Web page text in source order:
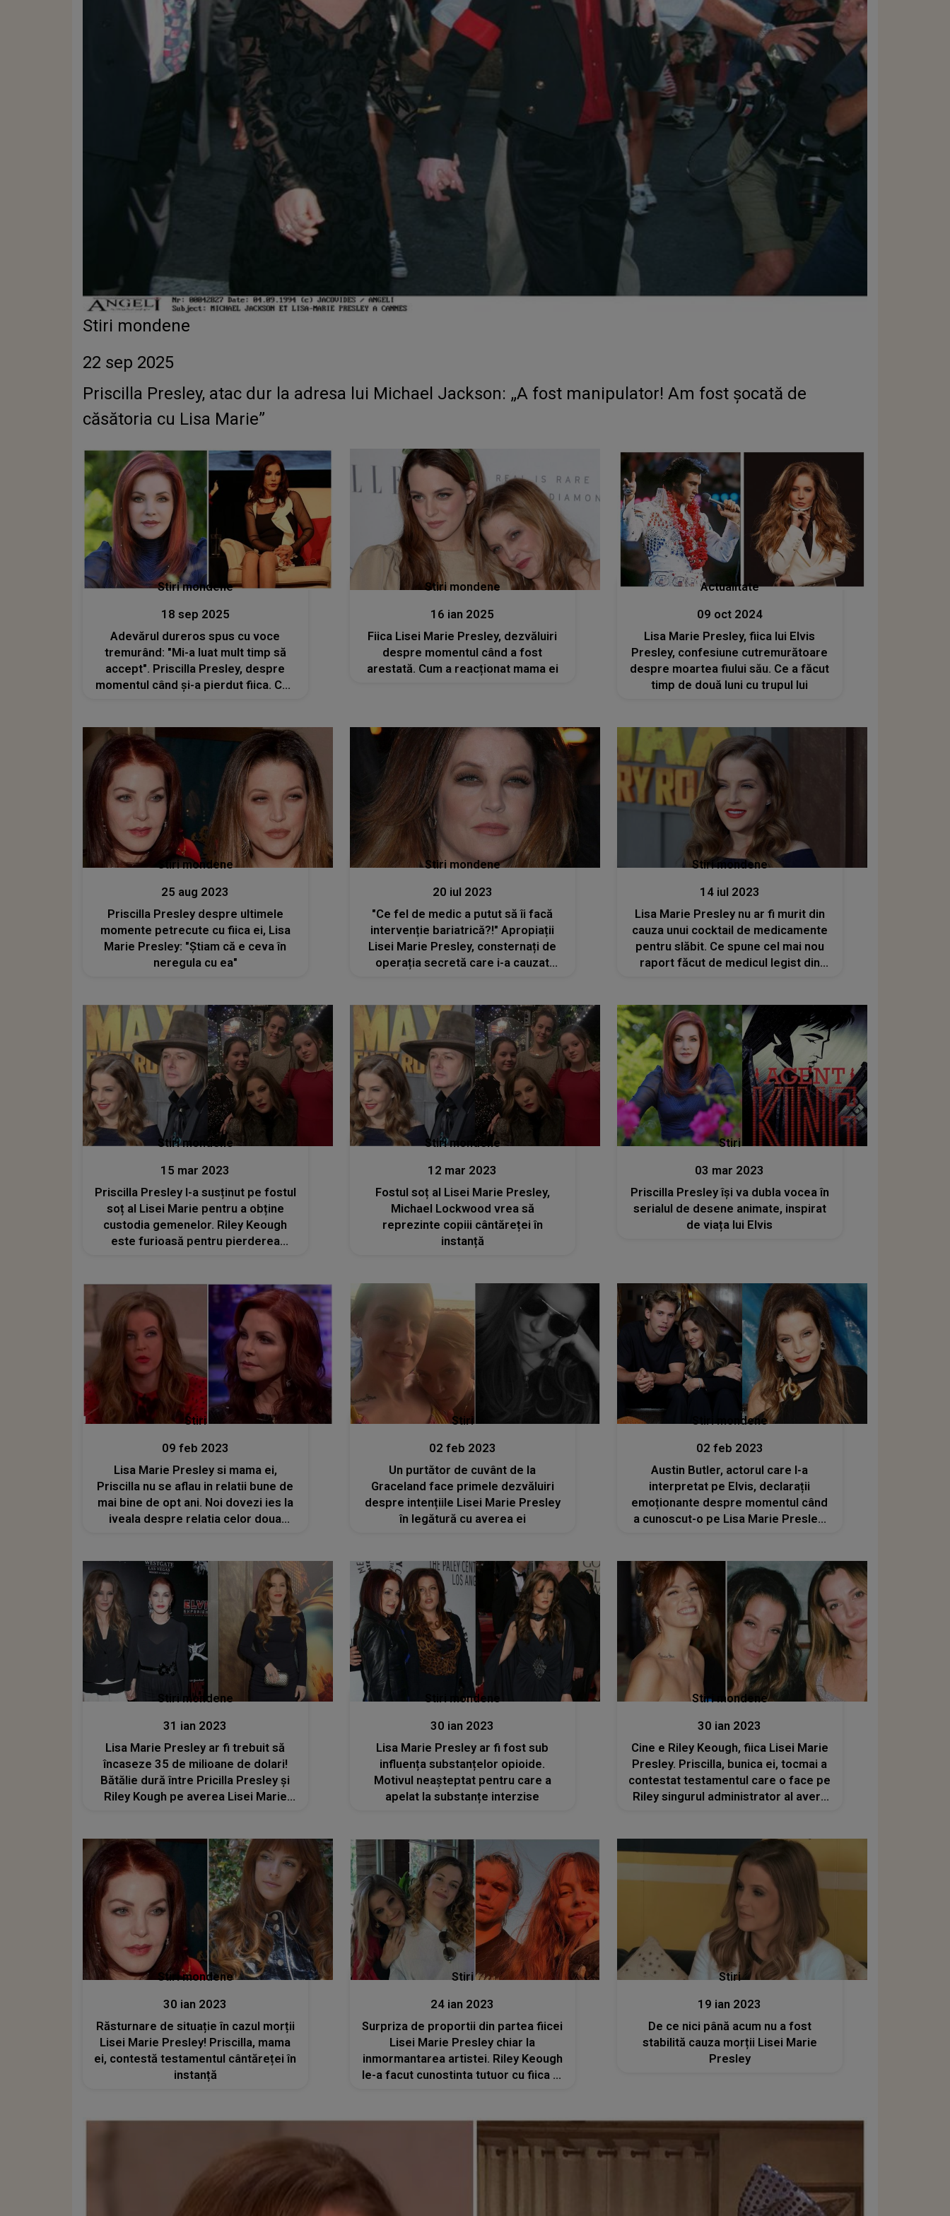
Stiri mondene
22 sep 2025
Priscilla Presley, atac dur la adresa lui Michael Jackson: „A fost manipulator! Am fost șocată de
căsătoria cu Lisa Marie”
Stiri mondene
18 sep 2025
Adevărul dureros spus cu voce
tremurând: "Mi-a luat mult timp să
accept". Priscilla Presley, despre
momentul când și-a pierdut fiica. Cea
rugându-ne, până când a venit
Stiri mondene
16 ian 2025
Fiica Lisei Marie Presley, dezvăluiri
despre momentul când a fost
arestată. Cum a reacționat mama ei
Actualitate
09 oct 2024
Lisa Marie Presley, fiica lui Elvis
Presley, confesiune cutremurătoare
despre moartea fiului său. Ce a făcut
timp de două luni cu trupul lui
Stiri mondene
25 aug 2023
Priscilla Presley despre ultimele
momente petrecute cu fiica ei, Lisa
Marie Presley: "Știam că e ceva în
neregula cu ea"
Stiri mondene
20 iul 2023
"Ce fel de medic a putut să îi facă
intervenție bariatrică?!" Apropiații
Lisei Marie Presley, consternați de
operația secretă care i-a cauzat
Stiri mondene
14 iul 2023
Lisa Marie Presley nu ar fi murit din
cauza unui cocktail de medicamente
pentru slăbit. Ce spune cel mai nou
raport făcut de medicul legist din
Stiri mondene
15 mar 2023
Priscilla Presley l-a susținut pe fostul
soț al Lisei Marie pentru a obține
custodia gemenelor. Riley Keough
este furioasă pentru pierderea
Stiri mondene
12 mar 2023
Fostul soț al Lisei Marie Presley,
Michael Lockwood vrea să
reprezinte copiii cântăreței în
instanță
Stiri
03 mar 2023
Priscilla Presley își va dubla vocea în
serialul de desene animate, inspirat
de viața lui Elvis
Stiri
09 feb 2023
Lisa Marie Presley si mama ei,
Priscilla nu se aflau in relatii bune de
mai bine de opt ani. Noi dovezi ies la
iveala despre relatia celor doua
Stiri
02 feb 2023
Un purtător de cuvânt de la
Graceland face primele dezvăluiri
despre intențiile Lisei Marie Presley
în legătură cu averea ei
Stiri mondene
02 feb 2023
Austin Butler, actorul care l-a
interpretat pe Elvis, declarații
emoționante despre momentul când
a cunoscut-o pe Lisa Marie Presley:
Stiri mondene
31 ian 2023
Lisa Marie Presley ar fi trebuit să
încaseze 35 de milioane de dolari!
Bătălie dură între Pricilla Presley și
Riley Kough pe averea Lisei Marie
Stiri mondene
30 ian 2023
Lisa Marie Presley ar fi fost sub
influența substanțelor opioide.
Motivul neașteptat pentru care a
apelat la substanțe interzise
Stiri mondene
30 ian 2023
Cine e Riley Keough, fiica Lisei Marie
Presley. Priscilla, bunica ei, tocmai a
contestat testamentul care o face pe
Riley singurul administrator al averii
Stiri mondene
30 ian 2023
Răsturnare de situație în cazul morții
Lisei Marie Presley! Priscilla, mama
ei, contestă testamentul cântăreței în
instanță
Stiri
24 ian 2023
Surpriza de proportii din partea fiicei
Lisei Marie Presley chiar la
inmormantarea artistei. Riley Keough
le-a facut cunostinta tutuor cu fiica ei
Stiri
19 ian 2023
De ce nici până acum nu a fost
stabilită cauza morții Lisei Marie
Presley